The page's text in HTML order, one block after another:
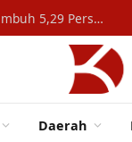
Konsumsi Rumah Tangga Topang Ekonomi Indonesia Tumbuh 5,29 Persen
Daerah